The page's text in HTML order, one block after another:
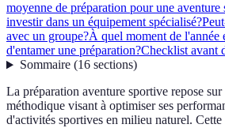
moyenne de préparation pour une aventure
investir dans un équipement spécialisé?
avec un groupe?À quel moment de l'année
d'entamer une préparation?Checklist avant
Sommaire(16 sections)
La préparation aventure sportive repose
méthodique visant à optimiser ses
d'activités sportives en milieu naturel. Cette